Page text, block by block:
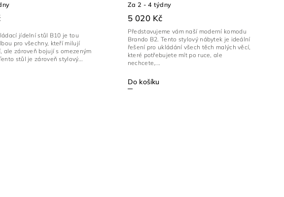
jídelní stůl B10 je tou
pro všechny, kteří milují
ale zároveň bojují s omezeným
stůl je zároveň stylový...
Za 2 - 4 týdny
5 020 Kč
Do košíku
Představujeme vám naší moderní komodu
Brando B2. Tento stylový nábytek je ideální
řešení pro ukládání všech těch malých věcí,
které potřebujete mít po ruce, ale
nechcete,...